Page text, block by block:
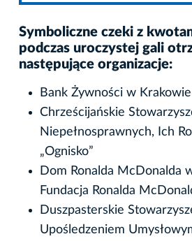
Symboliczne czeki z
podczas uroczystej gali
następujące organizacje:
Bank Żywności w Krakowie
Chrześcijańskie
Niepełnosprawnych, Ich
„Ognisko”
Dom Ronalda McDonalda
Fundacja Ronalda
Duszpasterskie
Upośledzeniem